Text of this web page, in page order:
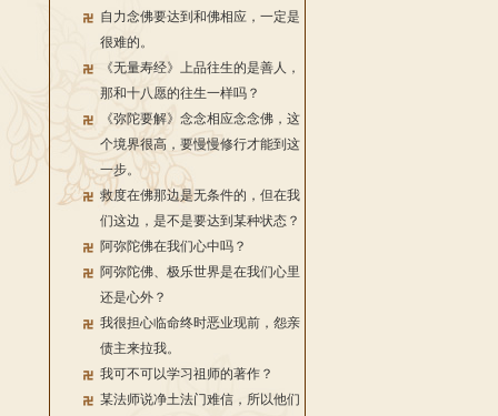
自力念佛要达到和佛相应，一定是
很难的。
《无量寿经》上品往生的是善人，
那和十八愿的往生一样吗？
《弥陀要解》念念相应念念佛，这
个境界很高，要慢慢修行才能到这
一步。
救度在佛那边是无条件的，但在我
们这边，是不是要达到某种状态？
阿弥陀佛在我们心中吗？
阿弥陀佛、极乐世界是在我们心里
还是心外？
我很担心临命终时恶业现前，怨亲
债主来拉我。
我可不可以学习祖师的著作？
某法师说净土法门难信，所以他们